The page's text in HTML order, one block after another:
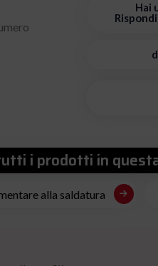
Hai
i prodotti in
alla saldatura